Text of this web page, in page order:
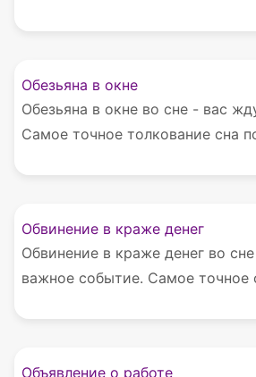
Обезьяна в окне
Обезьяна в окне во сне - вас
Самое точное толкование сна
Обвинение в краже денег
Обвинение в краже денег во
важное событие. Самое точное
Объявление о работе